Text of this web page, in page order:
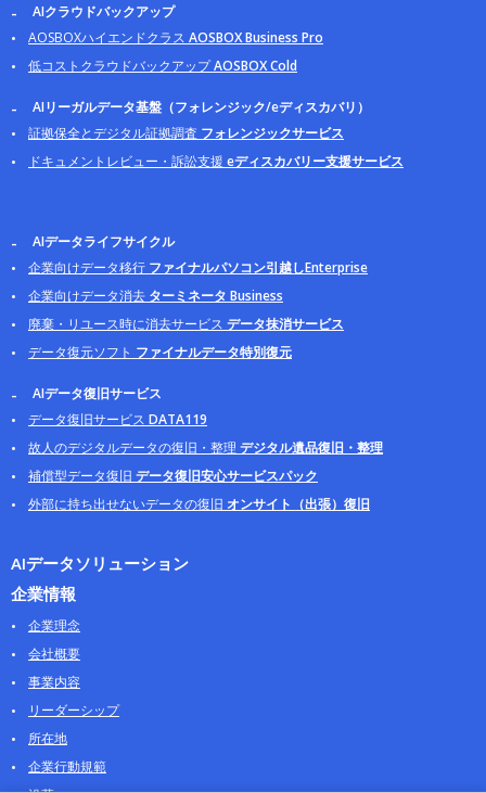
AIクラウドバックアップ
AOSBOXハイエンドクラス AOSBOX Business Pro
低コストクラウドバックアップAOSBOX Cold
AIリーガルデータ基盤（フォレンジック/eディスカバリ）
証拠保全とデジタル証拠調査 フォレンジックサービス
ドキュメントレビュー・訴訟支援 eディスカバリー支援サービス
AIデータライフサイクル
企業向けデータ移行 ファイナルパソコン引越しEnterprise
企業向けデータ消去 ターミネータ Business
廃棄・リユース時に消去サービス データ抹消サービス
データ復元ソフト ファイナルデータ特別復元
AIデータ復旧サービス
データ復旧サービス DATA119
故人のデジタルデータの復旧・整理 デジタル遺品復旧・整理
補償型データ復旧 データ復旧安心サービスパック
外部に持ち出せないデータの復旧 オンサイト（出張）復旧
AIデータソリューション
企業情報
企業理念
会社概要
事業内容
リーダーシップ
所在地
企業行動規範